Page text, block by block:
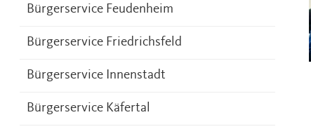
Bürgerservice Feudenheim
Bürgerservice Friedrichsfeld
Bürgerservice Innenstadt
Bürgerservice Käfertal